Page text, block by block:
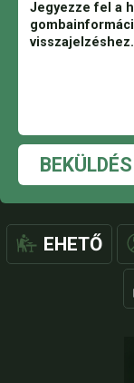
BEKÜLDÉS
EHETŐ